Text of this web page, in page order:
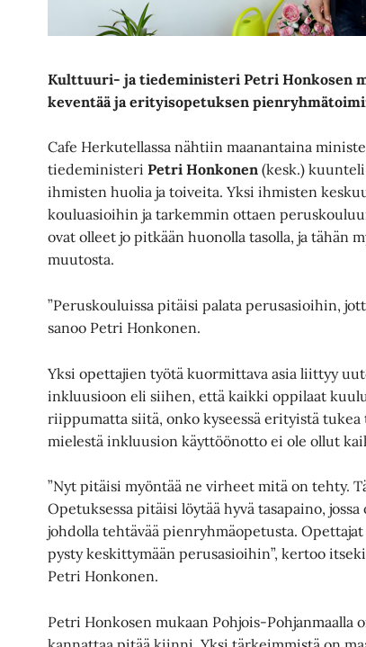
Kulttuuri- ja tiedeministeri Petri Honkosen
keventää ja erityisopetuksen
Cafe Herkutellassa nähtiin maanantaina
tiedeministeriPetri Honkonen(kesk.)
ihmisten huolia ja toiveita. Yksi ihmisten
kouluasioihin ja tarkemmin ottaen
ovat olleet jo pitkään huonolla tasolla, ja tähän
muutosta.
”Peruskouluissa pitäisi palata perusasioihin,
sanoo Petri Honkonen.
Yksi opettajien työtä kuormittava asia liittyy
inkluusioon eli siihen, että kaikki oppilaat
riippumatta siitä, onko kyseessä erityistä
mielestä inkluusion käyttöönotto ei ole ollut
”Nyt pitäisi myöntää ne virheet mitä on tehty.
Opetuksessa pitäisi löytää hyvä tasapaino,
johdolla tehtävää pienryhmäopetusta.
pysty keskittymään perusasioihin”, kertoo
Petri Honkonen.
Petri Honkosen mukaan Pohjois-Pohjanmaalla